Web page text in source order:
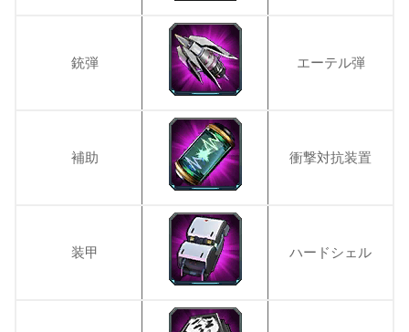
銃弾 エーテル弾
補助 衝撃対抗装置
装甲 ハードシェル